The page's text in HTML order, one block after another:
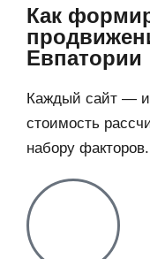
Как
Евпатории
Каждый сайт —
стоимость
набору факторов.